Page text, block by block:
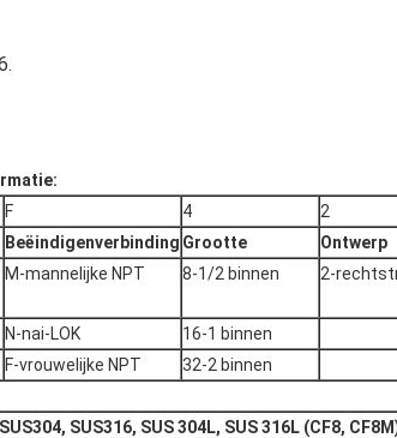
F 4
2
Beëindigenverbinding Grootte
Ontwerp
M-mannelijke NPT 8-1/2 binnen 2-
N-nai-LOK
16-1 binnen
F-vrouwelijke NPT
32-2 binnen
SUS316, SUS 304L, SUS 316L (CF8,